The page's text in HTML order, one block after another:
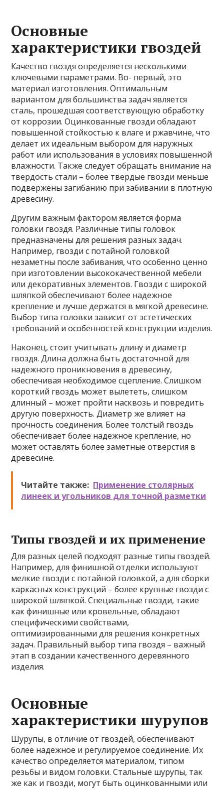
Основные
характеристики гвоздей
Качество гвоздя определяется несколькими
ключевыми параметрами. Во- первый, это
материал изготовления. Оптимальным
вариантом для большинства задач является
сталь, прошедшая соответствующую обработку
от коррозии. Оцинкованные гвозди обладают
повышенной стойкостью к влаге и ржавчине, что
делает их идеальным выбором для наружных
работ или использования в условиях повышенной
влажности. Также следует обращать внимание на
твердость стали – более твердые гвозди меньше
подвержены загибанию при забивании в плотную
древесину.
Другим важным фактором является форма
головки гвоздя. Различные типы головок
предназначены для решения разных задач.
Например, гвозди с потайной головкой
незаметны после забивания, что особенно ценно
при изготовлении высококачественной мебели
или декоративных элементов. Гвозди с широкой
шляпкой обеспечивают более надежное
крепление и лучше держатся в мягкой древесине.
Выбор типа головки зависит от эстетических
требований и особенностей конструкции изделия.
Наконец, стоит учитывать длину и диаметр
гвоздя. Длина должна быть достаточной для
надежного проникновения в древесину,
обеспечивая необходимое сцепление. Слишком
короткий гвоздь может вылететь, слишком
длинный – может пройти насквозь и повредить
другую поверхность. Диаметр же влияет на
прочность соединения. Более толстый гвоздь
обеспечивает более надежное крепление, но
может оставлять более заметные отверстия в
древесине.
Читайте также: Применение столярных
линеек и угольников для точной разметки
Типы гвоздей и их применение
Для разных целей подходят разные типы гвоздей.
Например, для финишной отделки используют
мелкие гвозди с потайной головкой, а для сборки
каркасных конструкций – более крупные гвозди с
широкой шляпкой. Специальные гвозди, такие
как финишные или кровельные, обладают
специфическими свойствами,
оптимизированными для решения конкретных
задач. Правильный выбор типа гвоздя – важный
этап в создании качественного деревянного
изделия.
Основные
характеристики шурупов
Шурупы, в отличие от гвоздей, обеспечивают
более надежное и регулируемое соединение. Их
качество определяется материалом, типом
резьбы и видом головки. Стальные шурупы, так
же как и гвозди, могут быть оцинкованными или